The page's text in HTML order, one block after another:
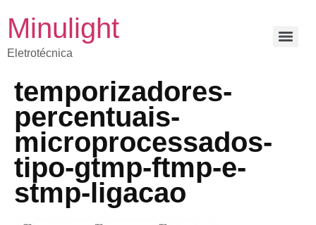
Minulight
Eletrotécnica
temporizadores-
percentuais-
microprocessados-
tipo-gtmp-ftmp-e-
stmp-ligacao